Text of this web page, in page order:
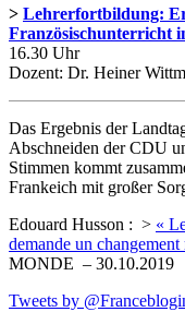
> Lehrerfortbildung:
Französischunterricht
16.30 Uhr
Dozent: Dr. Heiner
Das Ergebnis der
Abschneiden der CDU
Stimmen kommt
Frankeich mit großer
Edouard Husson : > «
demande un
MONDE – 30.10.2019
Tweets by